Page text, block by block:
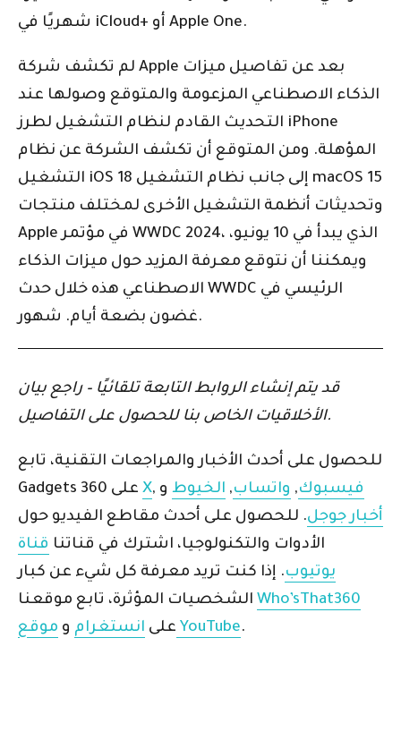
شهريًا في iCloud+ أو Apple One.
لم تكشف شركة Apple بعد عن تفاصيل ميزات
الذكاء الاصطناعي المزعومة والمتوقع وصولها عند
التحديث القادم لنظام التشغيل لطرز iPhone
المؤهلة. ومن المتوقع أن تكشف الشركة عن نظام
التشغيل iOS 18 إلى جانب نظام التشغيل macOS 15
وتحديثات أنظمة التشغيل الأخرى لمختلف منتجات
Apple في مؤتمر WWDC 2024، الذي يبدأ في 10 يونيو،
ويمكننا أن نتوقع معرفة المزيد حول ميزات الذكاء
الاصطناعي هذه خلال حدث WWDC الرئيسي في
غضون بضعة أيام. شهور.
قد يتم إنشاء الروابط التابعة تلقائيًا – راجع بيان
الأخلاقيات الخاص بنا للحصول على التفاصيل.
للحصول على أحدث الأخبار والمراجعات التقنية، تابع
X, فيسبوك, واتساب, الخيوط و
أخبار جوجل. للحصول على أحدث مقاطع الفيديو حول
الأدوات والتكنولوجيا، اشترك في قناتنا قناة
يوتيوب. إذا كنت تريد معرفة كل شيء عن كبار
Who’sThat360
على انستغرام و موقع YouTube.